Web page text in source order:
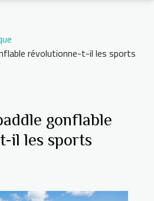
révolutionne-t-il les sports
gonflable
il les sports